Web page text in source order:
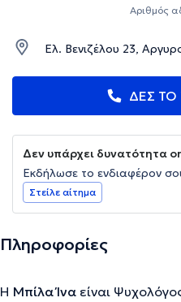
Αριθμός
Ελ. Βενιζέλου 23,
ΔΕΣ
Δεν υπάρχει δυνατότητα
Εκδήλωσε το ενδιαφέρον
Στείλε αίτημα
Πληροφορίες
Η Μπίλα Ίνα είναι